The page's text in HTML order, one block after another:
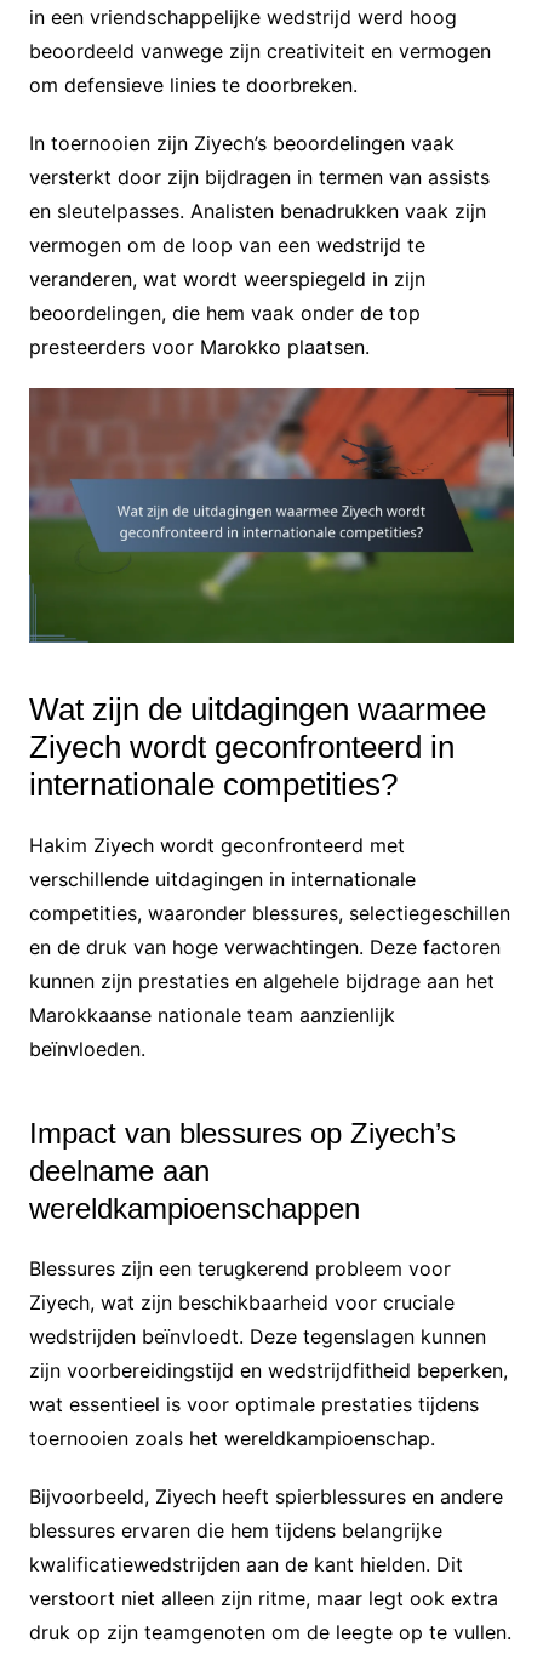
in een vriendschappelijke wedstrijd werd hoog
beoordeeld vanwege zijn creativiteit en vermogen
om defensieve linies te doorbreken.
In toernooien zijn Ziyech’s beoordelingen vaak
versterkt door zijn bijdragen in termen van assists
en sleutelpasses. Analisten benadrukken vaak zijn
vermogen om de loop van een wedstrijd te
veranderen, wat wordt weerspiegeld in zijn
beoordelingen, die hem vaak onder de top
presteerders voor Marokko plaatsen.
Wat zijn de uitdagingen waarmee
Ziyech wordt geconfronteerd in
internationale competities?
Hakim Ziyech wordt geconfronteerd met
verschillende uitdagingen in internationale
competities, waaronder blessures, selectiegeschillen
en de druk van hoge verwachtingen. Deze factoren
kunnen zijn prestaties en algehele bijdrage aan het
Marokkaanse nationale team aanzienlijk
beïnvloeden.
Impact van blessures op Ziyech’s
deelname aan
wereldkampioenschappen
Blessures zijn een terugkerend probleem voor
Ziyech, wat zijn beschikbaarheid voor cruciale
wedstrijden beïnvloedt. Deze tegenslagen kunnen
zijn voorbereidingstijd en wedstrijdfitheid beperken,
wat essentieel is voor optimale prestaties tijdens
toernooien zoals het wereldkampioenschap.
Bijvoorbeeld, Ziyech heeft spierblessures en andere
blessures ervaren die hem tijdens belangrijke
kwalificatiewedstrijden aan de kant hielden. Dit
verstoort niet alleen zijn ritme, maar legt ook extra
druk op zijn teamgenoten om de leegte op te vullen.